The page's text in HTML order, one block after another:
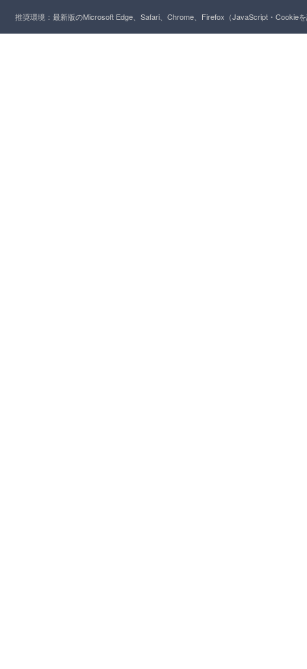
推奨環境：最新版のMicrosoft Edge、Safari、Chrome、Firefox（JavaScript・Cookie